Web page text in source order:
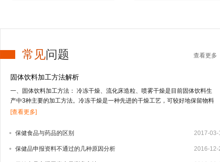
常见问题 查看更多
固体饮料加工方法解析
一、固体饮料加工方法： 冷冻干燥、流化床造粒、喷雾干燥是目前固体饮料生
产中3种主要的加工方法。冷冻干燥是一种先进的干燥工艺，可较好地保留物料
的营养及风味成分，但投资高，应用受到限制；流化床造粒适合于低果汁或不含
热温度低、时间短，能较好地保留物料的营养及风味成分。固体饮料的其它加工
结成固体的冰，在真空条件下，使水直接升华变成水蒸汽逸出，从而把水从物料
[查看更多]
保健食品与药品的区别 2017-03-
保健品申报资料不通过的几种原因分析 2016-12-